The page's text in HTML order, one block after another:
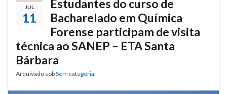
JUL
11
Estudantes do curso de
Bacharelado em Química
Forense participam de visita
técnica ao SANEP – ETA Santa
Bárbara
Arquivado sobSem categoria